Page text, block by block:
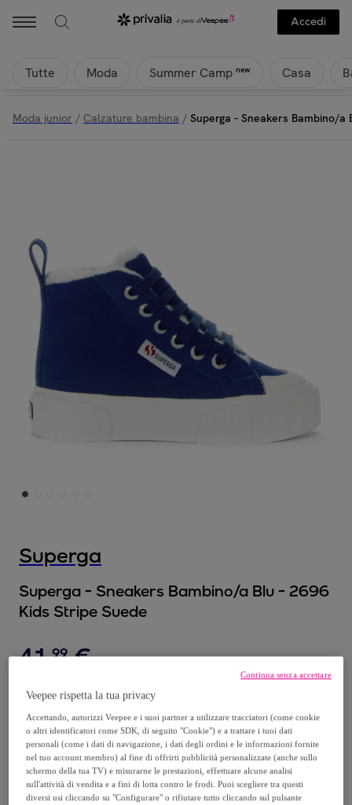
Accedi
Tutte Moda Summer Camp new Casa
Moda junior / Calzature bambina / Superga - Sneakers Bambino/a
Superga
Superga - Sneakers Bambino/a Blu - 2696
Kids Stripe Suede
41,99 €
85, €
Venduto daSuperga
Veepee rispetta la tua privacy
Accettando, autorizzi Veepee e i suoi partner a utilizzare tracciatori (come cookie
o altri identificatori come SDK, di seguito "Cookie") e a trattare i tuoi dati
personali (come i dati di navigazione, i dati degli ordini e le informazioni fornite
nel tuo account membro) al fine di offrirti pubblicità personalizzate (anche sullo
schermo della tua TV) e misurarne le prestazioni, effettuare alcune analisi
sull'attività di vendita e a fini di lotta contro le frodi. Puoi scegliere tra questi
diversi usi cliccando su "Configurare" o rifiutare tutto cliccando sul pulsante
Continua senza accettare